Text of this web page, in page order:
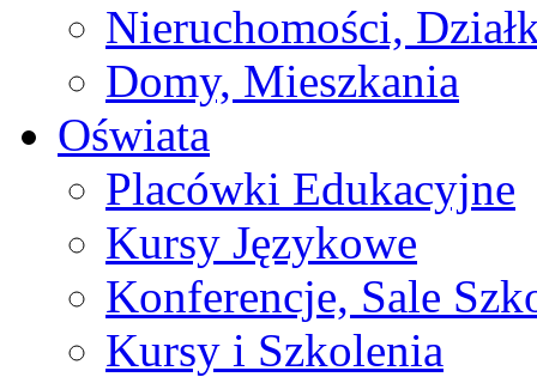
Nieruchomości,
Domy, Mieszkania
Oświata
Placówki Edukacyjne
Kursy Językowe
Konferencje, Sale
Kursy i Szkolenia